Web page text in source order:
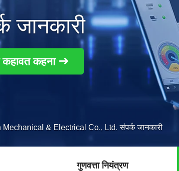
जानकारी
कहना
& Electrical Co., Ltd. संपर्क जानकारी
गुणवत्ता नियंत्रण